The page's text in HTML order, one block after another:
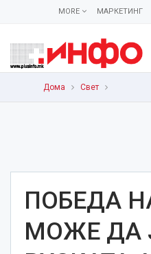
МАРКЕТИНГ
MORE
Дома Свет
ПОБЕДА
МОЖЕ ДА